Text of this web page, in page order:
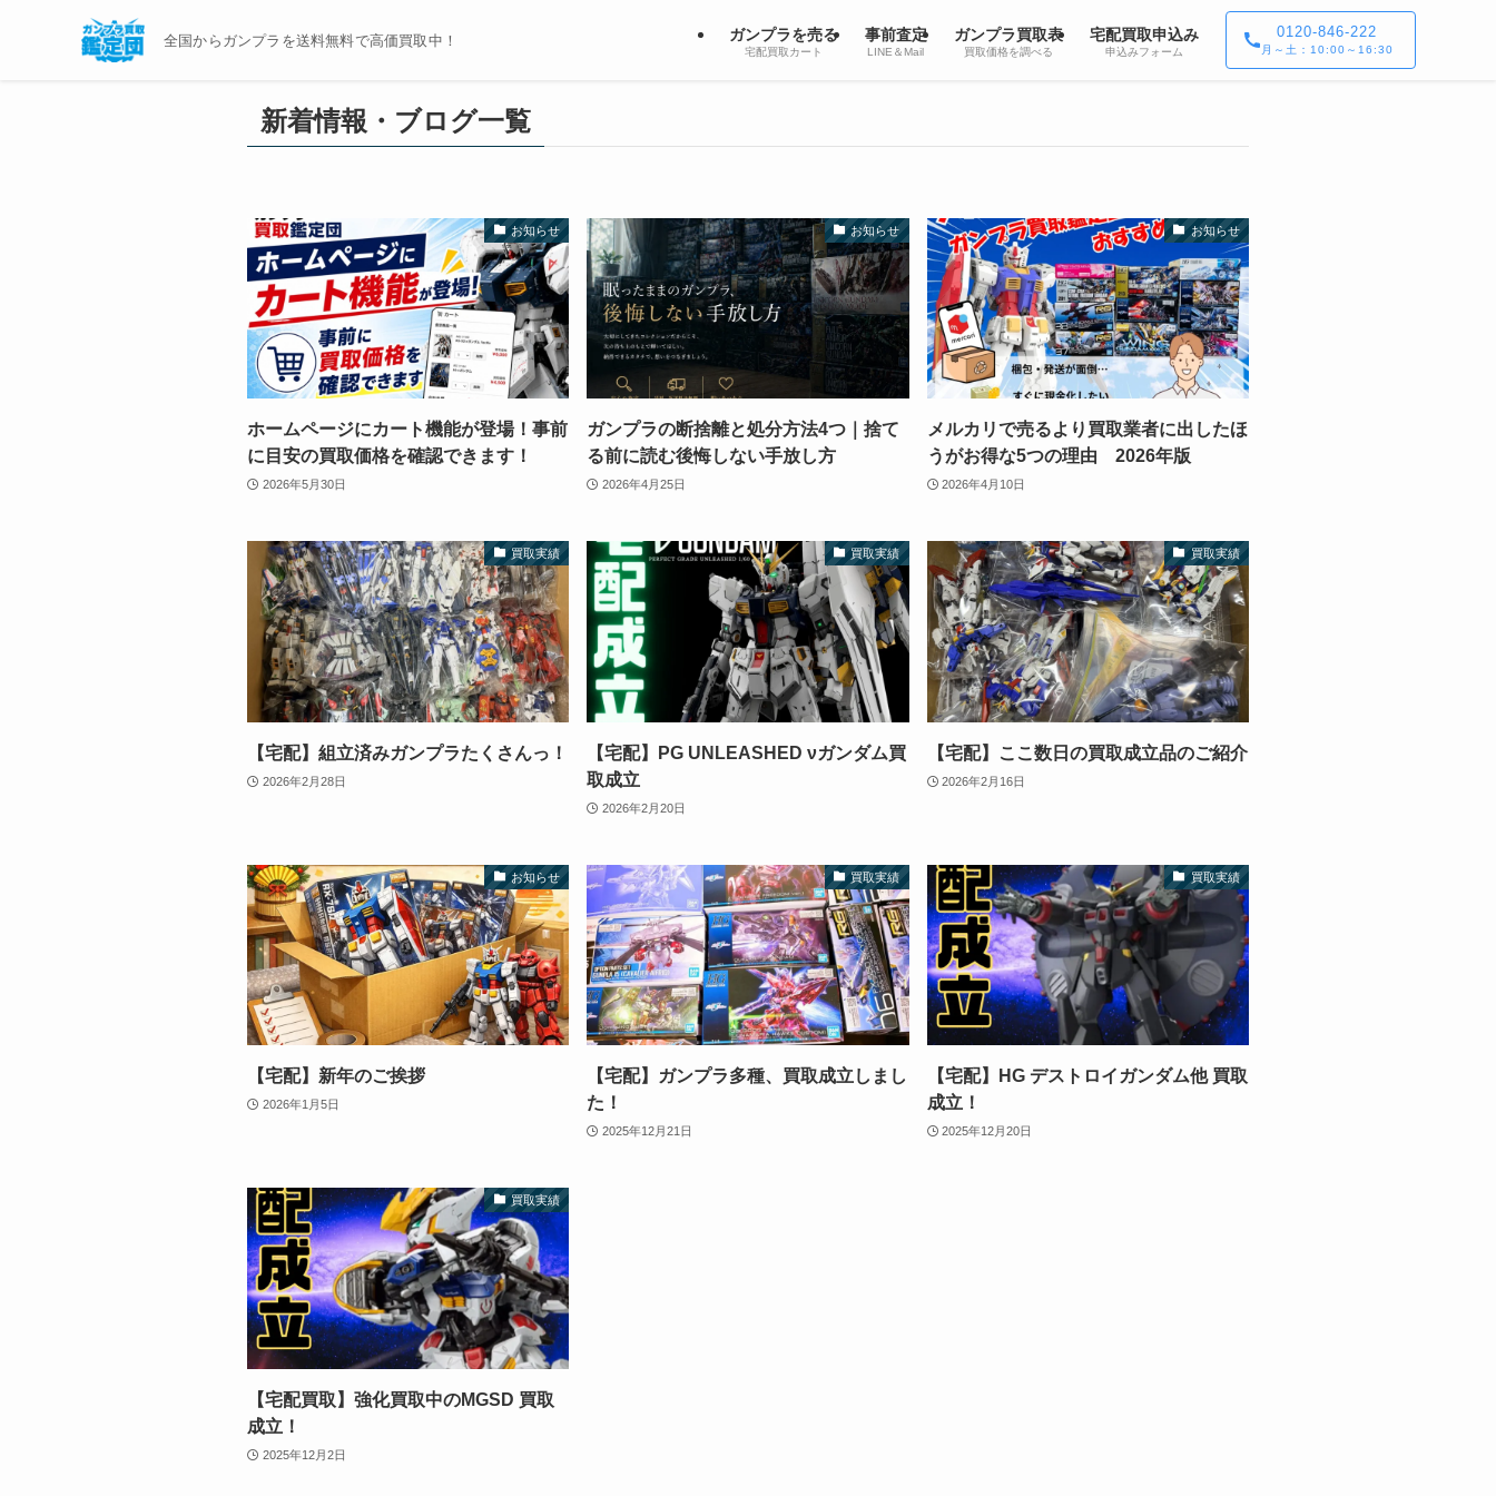
全国からガンプラを送料無料で高価買取中！ ガンプラを売る
宅配買取カート
事前査定
LINE＆Mail
ガンプラ買取表
買取価格を調べる
宅配買取申込み
申込みフォーム
0120-846-222
月～土：10:00～16:30
新着情報・ブログ一覧
お知らせ
ホームページにカート機能が登場！事前
に目安の買取価格を確認できます！
2026年5月30日
お知らせ
ガンプラの断捨離と処分方法4つ｜捨て
る前に読む後悔しない手放し方
2026年4月25日
お知らせ
メルカリで売るより買取業者に出したほ
うがお得な5つの理由 2026年版
2026年4月10日
買取実績
【宅配】組立済みガンプラたくさんっ！
2026年2月28日
買取実績
【宅配】PG UNLEASHED νガンダム買
取成立
2026年2月20日
買取実績
【宅配】ここ数日の買取成立品のご紹介
2026年2月16日
お知らせ
【宅配】新年のご挨拶
2026年1月5日
買取実績
【宅配】ガンプラ多種、買取成立しまし
た！
2025年12月21日
買取実績
【宅配】HG デストロイガンダム他 買取
成立！
2025年12月20日
買取実績
【宅配買取】強化買取中のMGSD 買取
成立！
2025年12月2日